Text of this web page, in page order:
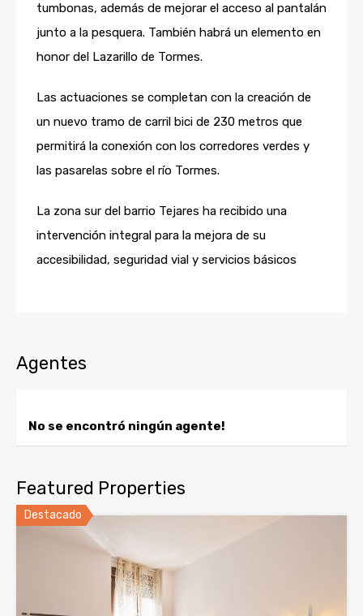
tumbonas, además de mejorar el acceso al pantalán
junto a la pesquera. También habrá un elemento en
honor del Lazarillo de Tormes.
Las actuaciones se completan con la creación de
un nuevo tramo de carril bici de 230 metros que
permitirá la conexión con los corredores verdes y
las pasarelas sobre el río Tormes.
La zona sur del barrio Tejares ha recibido una
intervención integral para la mejora de su
accesibilidad, seguridad vial y servicios básicos
Agentes
No se encontró ningún agente!
Featured Properties
Destacado